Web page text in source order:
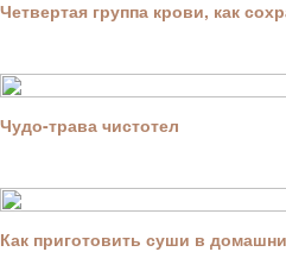
Четвертая группа крови, как
Чудо-трава чистотел
Как приготовить суши в